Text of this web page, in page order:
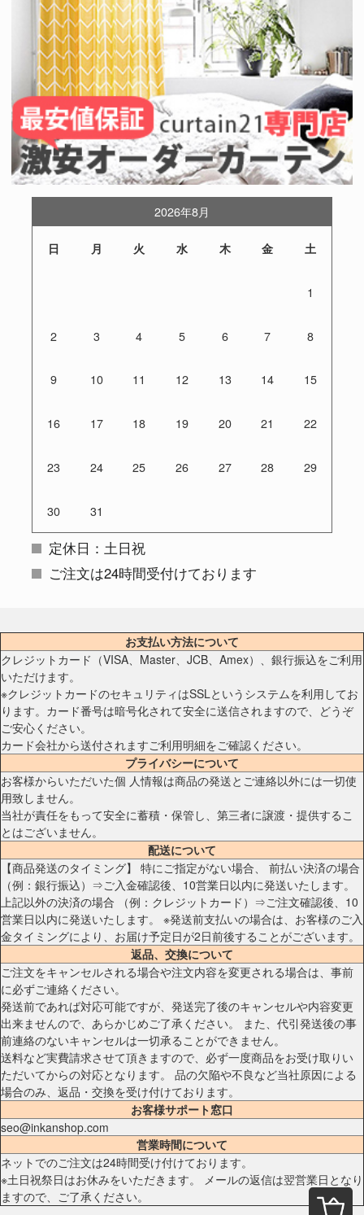
2026年8月
日 月 火 水 木 金 土
1
2 3 4 5 6 7 8
9 10 11 12 13 14 15
16 17 18 19 20 21 22
23 24 25 26 27 28 29
30 31
定休日：土日祝
ご注文は24時間受付けております
お支払い方法について
クレジットカード（VISA、Master、JCB、Amex）、銀行振込をご利用
いただけます。
※クレジットカードのセキュリティはSSLというシステムを利用してお
ります。カード番号は暗号化されて安全に送信されますので、どうぞ
ご安心ください。
カード会社から送付されますご利用明細をご確認ください。
プライバシーについて
お客様からいただいた個 人情報は商品の発送とご連絡以外には一切使
用致しません。
当社が責任をもって安全に蓄積・保管し、第三者に譲渡・提供するこ
とはございません。
配送について
【商品発送のタイミング】 特にご指定がない場合、 前払い決済の場合
（例：銀行振込）⇒ご入金確認後、10営業日以内に発送いたします。
上記以外の決済の場合 （例：クレジットカード）⇒ご注文確認後、10
営業日以内に発送いたします。 ※発送前支払いの場合は、お客様のご入
金タイミングにより、お届け予定日が2日前後することがございます。
返品、交換について
ご注文をキャンセルされる場合や注文内容を変更される場合は、事前
に必ずご連絡ください。
発送前であれば対応可能ですが、発送完了後のキャンセルや内容変更
出来ませんので、あらかじめご了承ください。 また、代引発送後の事
前連絡のないキャンセルは一切承ることができません。
送料など実費請求させて頂きますので、必ず一度商品をお受け取りい
ただいてからの対応となります。 品の欠陥や不良など当社原因による
場合のみ、返品・交換を受け付けております。
お客様サポート窓口
seo@inkanshop.com
営業時間について
ネットでのご注文は24時間受け付けております。
※土日祝祭日はお休みをいただきます。 メールの返信は翌営業日となり
ますので、ご了承ください。